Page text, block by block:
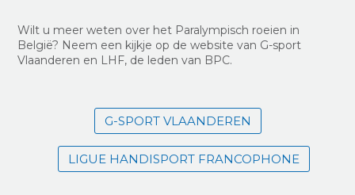
Wilt u meer weten over het Paralympisch roeien in
België? Neem een kijkje op de website van G-sport
Vlaanderen en LHF, de leden van BPC.
G-SPORT VLAANDEREN
LIGUE HANDISPORT FRANCOPHONE